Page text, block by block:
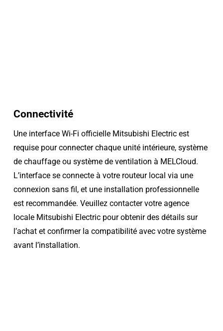
Connectivité
Une interface Wi-Fi officielle Mitsubishi Electric est
requise pour connecter chaque unité intérieure, système
de chauffage ou système de ventilation à MELCloud.
L’interface se connecte à votre routeur local via une
connexion sans fil, et une installation professionnelle
est recommandée. Veuillez contacter votre agence
locale Mitsubishi Electric pour obtenir des détails sur
l’achat et confirmer la compatibilité avec votre système
avant l’installation.